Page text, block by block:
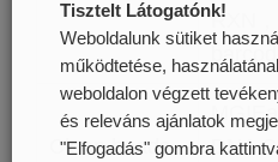
RXN，
Clean beads
DNA
Tisztelt Látogatónk!
Weboldalunk sütiket
működtetése,
weboldalon végzett
és releváns ajánlatok
"Elfogadás" gombra